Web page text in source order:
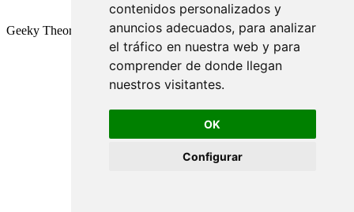
contenidos personalizados y
anuncios adecuados, para analizar
el tráfico en nuestra web y para
comprender de donde llegan
nuestros visitantes.
OK
Configurar
Geeky Theory © 2026